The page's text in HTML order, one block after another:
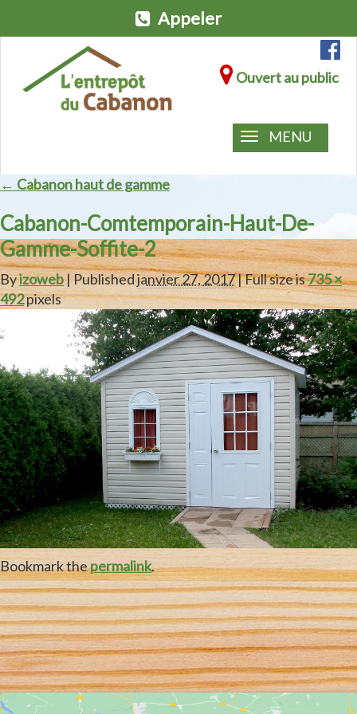
Appeler
Ouvert au public
MENU
← Cabanon haut de gamme
Cabanon-Comtemporain-Haut-De-
Gamme-Soffite-2
Byizoweb| Publishedjanvier 27, 2017| Full size is735 ×
492pixels
Bookmark thepermalink.